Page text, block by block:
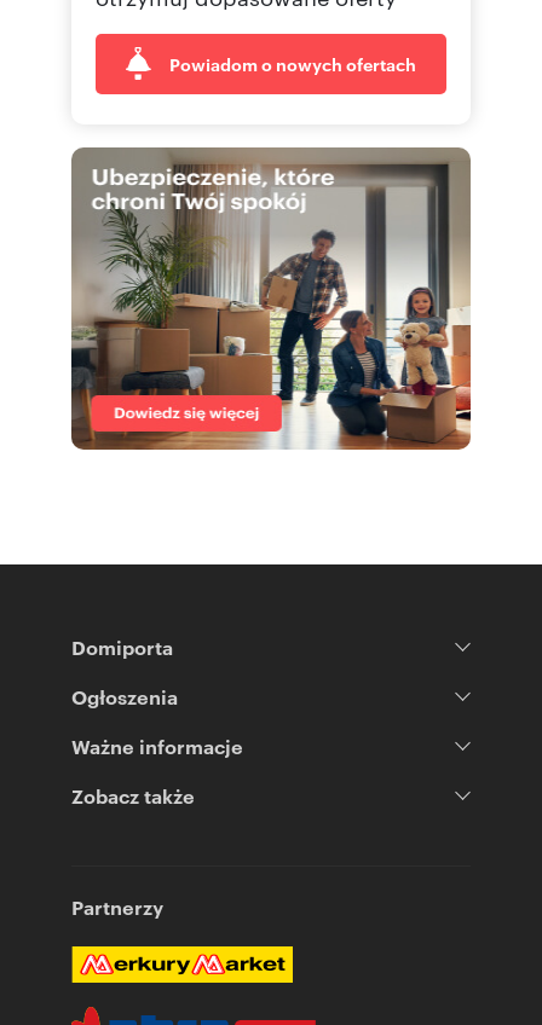
Powiadom o nowych ofertach
Domiporta
Ogłoszenia
Ważne informacje
Zobacz także
Partnerzy